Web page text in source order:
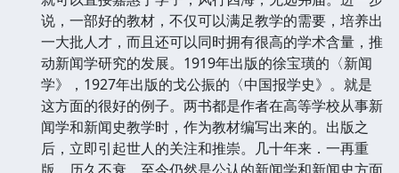
说，一部好的教材，不仅可以满足教学的需要，培养出
一大批人才，而且还可以同时拥有很高的学术含量，推
动新闻学研究的发展。1919年出版的徐宝璜的〈新闻
学》，1927年出版的戈公振的〈中国报学史》。就是
这方面的很好的例子。两书都是作者在高等学校从事新
闻学和新闻史教学时，作为教材编写出来的。出版之
后，立即引起世人的关注和推崇。几十年来．一再重